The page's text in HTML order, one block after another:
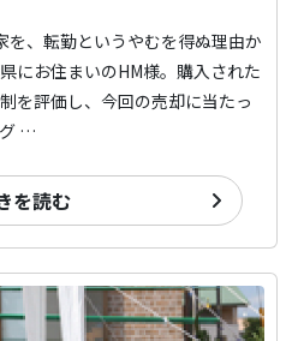
を、転勤というやむを得ぬ理由か
にお住まいのHM様。購入された
を評価し、今回の売却に当たっ
…
を読む